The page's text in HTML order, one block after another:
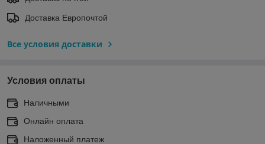
Доставка Европочтой
Все условия доставки
Условия оплаты
Наличными
Онлайн оплата
Наложенный платеж